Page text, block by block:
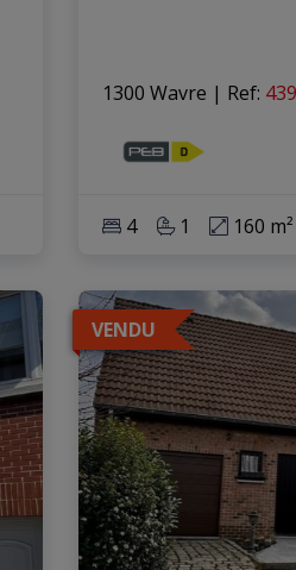
1300 Wavre | Ref:
4 1 160 m²
VENDU